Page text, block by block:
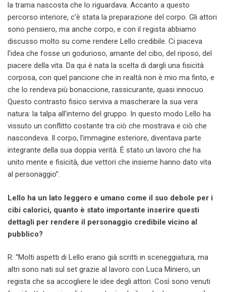
la trama nascosta che lo riguardava. Accanto a questo
percorso interiore, c’è stata la preparazione del corpo. Gli attori
sono pensiero, ma anche corpo, e con il regista abbiamo
discusso molto su come rendere Lello credibile. Ci piaceva
l’idea che fosse un godurioso, amante del cibo, del riposo, del
piacere della vita. Da qui è nata la scelta di dargli una fisicità
corposa, con quel pancione che in realtà non è mio ma finto, e
che lo rendeva più bonaccione, rassicurante, quasi innocuo.
Questo contrasto fisico serviva a mascherare la sua vera
natura: la talpa all’interno del gruppo. In questo modo Lello ha
vissuto un conflitto costante tra ciò che mostrava e ciò che
nascondeva. Il corpo, l’immagine esteriore, diventava parte
integrante della sua doppia verità. È stato un lavoro che ha
unito mente e fisicità, due vettori che insieme hanno dato vita
al personaggio”.
Lello ha un lato leggero e umano come il suo debole per i
cibi calorici, quanto è stato importante inserire questi
dettagli per rendere il personaggio credibile vicino al
pubblico?
R: “Molti aspetti di Lello erano già scritti in sceneggiatura, ma
altri sono nati sul set grazie al lavoro con Luca Miniero, un
regista che sa accogliere le idee degli attori. Così sono venuti